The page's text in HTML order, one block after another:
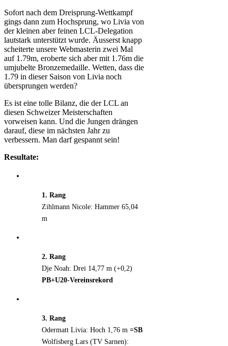
Sofort nach dem Dreisprung-Wettkampf
gings dann zum Hochsprung, wo Livia von
der kleinen aber feinen LCL-Delegation
lautstark unterstützt wurde. Äusserst knapp
scheiterte unsere Webmasterin zwei Mal
auf 1.79m, eroberte sich aber mit 1.76m die
umjubelte Bronzemedaille. Wetten, dass die
1.79 in dieser Saison von Livia noch
übersprungen werden?
Es ist eine tolle Bilanz, die der LCL an
diesen Schweizer Meisterschaften
vorweisen kann. Und die Jungen drängen
darauf, diese im nächsten Jahr zu
verbessern. Man darf gespannt sein!
Resultate:
1. Rang
Zihlmann Nicole: Hammer 65,04
m
2. Rang
Dje Noah: Drei 14,77 m (+0,2)
PB+U20-Vereinsrekord
3. Rang
Odermatt Livia: Hoch 1,76 m =SB
Wolfisberg Lars (TV Sarnen):